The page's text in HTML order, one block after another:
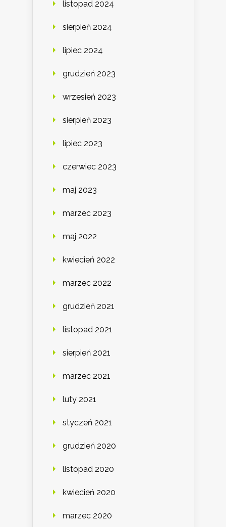
listopad 2024
sierpień 2024
lipiec 2024
grudzień 2023
wrzesień 2023
sierpień 2023
lipiec 2023
czerwiec 2023
maj 2023
marzec 2023
maj 2022
kwiecień 2022
marzec 2022
grudzień 2021
listopad 2021
sierpień 2021
marzec 2021
luty 2021
styczeń 2021
grudzień 2020
listopad 2020
kwiecień 2020
marzec 2020